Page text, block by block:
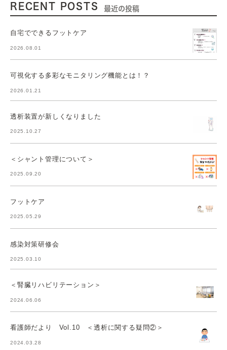
RECENT POSTS 最近の投稿
自宅でできるフットケア
2026.08.01
可視化する多彩なモニタリング機能とは！？
2026.01.21
透析装置が新しくなりました
2025.10.27
＜シャント管理について＞
2025.09.20
フットケア
2025.05.29
感染対策研修会
2025.03.10
＜腎臓リハビリテーション＞
2024.06.06
看護師だより Vol.10 ＜透析に関する疑問②＞
2024.03.28